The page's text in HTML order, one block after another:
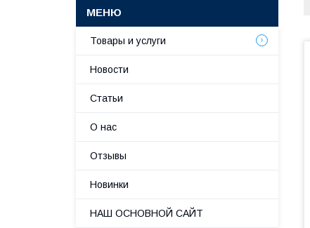
Товары и услуги
Новости
Статьи
О нас
Отзывы
Новинки
НАШ ОСНОВНОЙ САЙТ